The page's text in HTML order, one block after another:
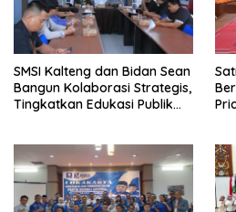
SMSI Kalteng dan Bidan Sean
Bangun Kolaborasi Strategis,
Tingkatkan Edukasi Publik